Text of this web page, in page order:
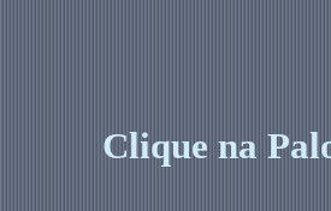
Clique na